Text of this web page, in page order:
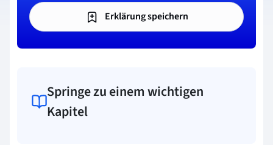
Erklärung speichern
Springe zu einem wichtigen
Kapitel